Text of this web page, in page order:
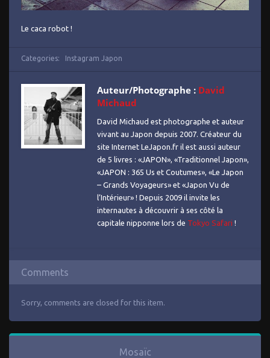
Le caca robot !
Categories: Instagram Japon
Auteur/Photographe : David
Michaud
David Michaud est photographe et auteur
vivant au Japon depuis 2007. Créateur du
site Internet LeJapon.fr il est aussi auteur
de 5 livres : «JAPON», «Traditionnel Japon»,
«JAPON : 365 Us et Coutumes», «Le Japon
– Grands Voyageurs» et «Japon Vu de
l’Intérieur» ! Depuis 2009 il invite les
internautes à découvrir à ses côté la
capitale nipponne lors de Tokyo Safari !
Comments
Sorry, comments are closed for this item.
Mosaïc